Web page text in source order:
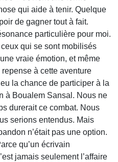
qui aide à tenir. Quelque
de gagner tout à fait.
particulière pour moi.
qui se sont mobilisés
vraie émotion, et même
à cette aventure
la chance de participer à la
à Boualem Sansal. Nous ne
durerait ce combat. Nous
serions entendus. Mais
n’était pas une option.
qu’un écrivain
jamais seulement l’affaire